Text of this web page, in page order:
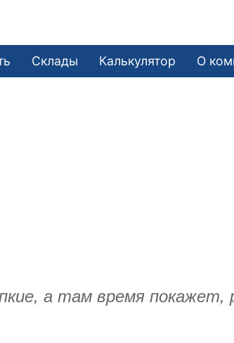
Склады Калькулятор О
а там время покажет,